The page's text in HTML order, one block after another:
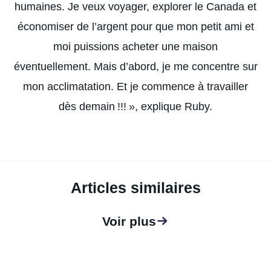
humaines. Je veux voyager, explorer le Canada et
économiser de l’argent pour que mon petit ami et
moi puissions acheter une maison
éventuellement. Mais d’abord, je me concentre sur
mon acclimatation. Et je commence à travailler
dès demain !!! », explique Ruby.
Articles similaires
Voir plus